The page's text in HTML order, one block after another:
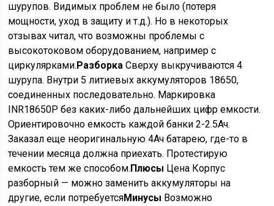
шурупов. Видимых проблем не было (потеря
мощности, уход в защиту и т.д.). Но в некоторых
отзывах читал, что возможны проблемы с
высокотоковом оборудованием, например с
циркулярками.Разборка Сверху выкручиваются 4
шурупа. Внутри 5 литиевых аккумуляторов 18650,
соединенных последовательно. Маркировка
INR18650P без каких-либо дальнейших цифр емкости.
Ориентировочно емкость каждой банки 2-2.5Ач.
Заказал еще неоригинальную 4Ач батарею, где-то в
течении месяца должна приехать. Протестирую
емкость тем же способом.Плюсы Цена Корпус
разборный — можно заменить аккумуляторы на
другие, если потребуетсяМинусы Возможно